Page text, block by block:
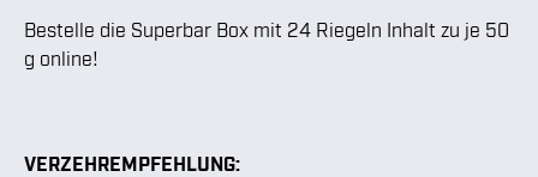
Bestelle die Superbar Box mit 24 Riegeln Inhalt zu je 50
g online!
VERZEHREMPFEHLUNG: